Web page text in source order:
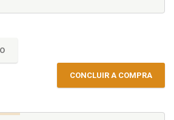
CONCLUIR A COMPRA